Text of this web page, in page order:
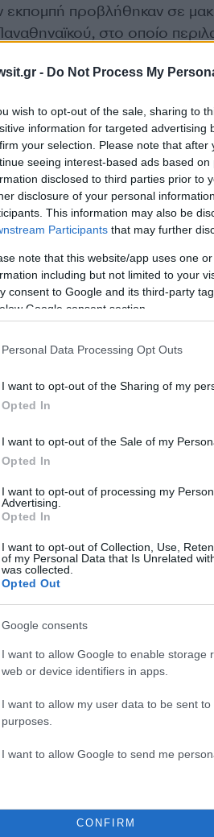
- Do Not Process My
wish to opt-out of the sale, sharing to
information for targeted advertising
your selection. Please note that
seeing interest-based ads based
disclosed to third parties prior to
disclosure of your personal
This information may also be
Participants that may further
note that this website/app uses one
including but not limited to your
consent to Google and its third-party
Google consent section.
Personal Data Processing Opt Outs
I want to opt-out of the Sharing of my
Opted In
I want to opt-out of the Sale of my
Opted In
I want to opt-out of processing my
Advertising.
Opted In
I want to opt-out of Collection, Use,
of my Personal Data that Is Unrelated
was collected.
Opted Out
Google consents
I want to allow Google to enable storage
web or device identifiers in apps.
I want to allow my user data to be sent
purposes.
I want to allow Google to send me
CONFIRM
προβλήθηκαν σε
στο οποίο
πρόταση, στόχος
και η εξέδρα που
να μη χαθεί
ΔΙΑΦΗΜΙΣΗ